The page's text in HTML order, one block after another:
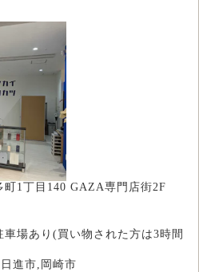
町1丁目140 GAZA専門店街2F
車場あり(買い物された方は3時間
進市,岡崎市